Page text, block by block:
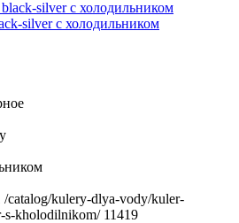
silver с холодильником
/catalog/kulery-dlya-vody/kuler-
s-kholodilnikom/ 11419